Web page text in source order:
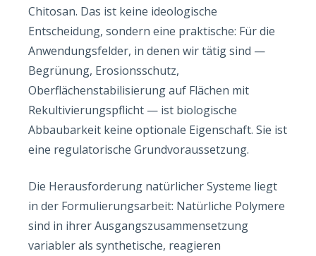
Chitosan. Das ist keine ideologische
Entscheidung, sondern eine praktische: Für die
Anwendungsfelder, in denen wir tätig sind —
Begrünung, Erosionsschutz,
Oberflächenstabilisierung auf Flächen mit
Rekultivierungspflicht — ist biologische
Abbaubarkeit keine optionale Eigenschaft. Sie ist
eine regulatorische Grundvoraussetzung.
Die Herausforderung natürlicher Systeme liegt
in der Formulierungsarbeit: Natürliche Polymere
sind in ihrer Ausgangszusammensetzung
variabler als synthetische, reagieren